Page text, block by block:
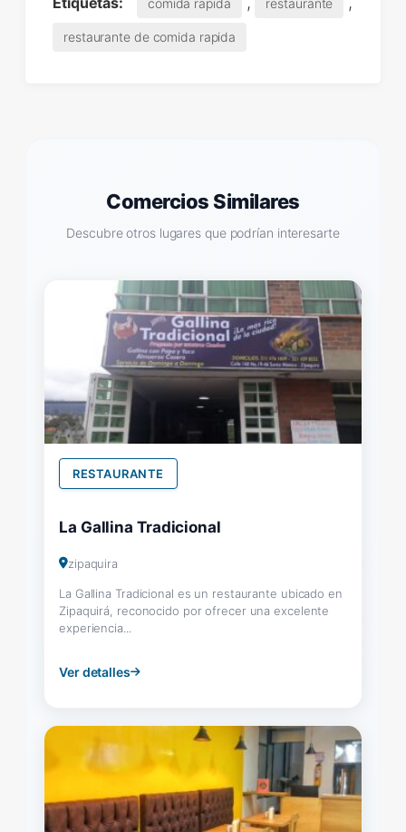
restaurante de comida rapida
Comercios Similares
Descubre otros lugares que podrían interesarte
RESTAURANTE
La Gallina Tradicional
zipaquira
La Gallina Tradicional es un restaurante ubicado en
Zipaquirá, reconocido por ofrecer una excelente
experiencia...
Ver detalles